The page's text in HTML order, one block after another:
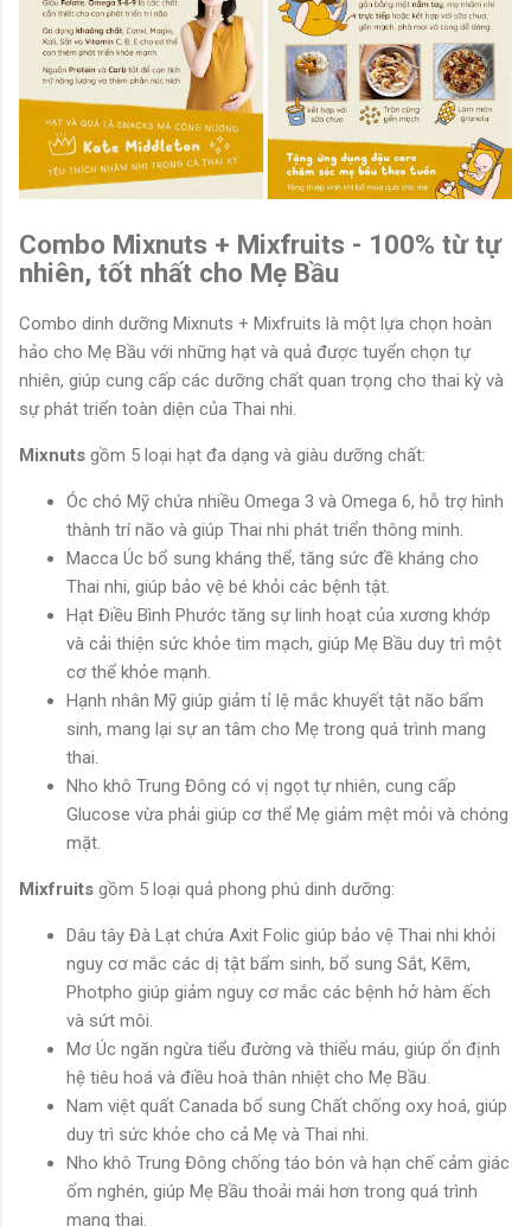
Combo Mixnuts + Mixfruits - 100% từ tự
nhiên, tốt nhất cho Mẹ Bầu
Combo dinh dưỡng Mixnuts + Mixfruits là một lựa chọn hoàn
hảo cho Mẹ Bầu với những hạt và quả được tuyển chọn tự
nhiên, giúp cung cấp các dưỡng chất quan trọng cho thai kỳ và
sự phát triển toàn diện của Thai nhi.
Mixnuts gồm 5 loại hạt đa dạng và giàu dưỡng chất:
Óc chó Mỹ chứa nhiều Omega 3 và Omega 6, hỗ trợ hình
thành trí não và giúp Thai nhi phát triển thông minh.
Macca Úc bổ sung kháng thể, tăng sức đề kháng cho
Thai nhi, giúp bảo vệ bé khỏi các bệnh tật.
Hạt Điều Bình Phước tăng sự linh hoạt của xương khớp
và cải thiện sức khỏe tim mạch, giúp Mẹ Bầu duy trì một
cơ thể khỏe mạnh.
Hạnh nhân Mỹ giúp giảm tỉ lệ mắc khuyết tật não bẩm
sinh, mang lại sự an tâm cho Mẹ trong quá trình mang
thai.
Nho khô Trung Đông có vị ngọt tự nhiên, cung cấp
Glucose vừa phải giúp cơ thể Mẹ giảm mệt mỏi và chóng
mặt.
Mixfruits gồm 5 loại quả phong phú dinh dưỡng:
Dâu tây Đà Lạt chứa Axit Folic giúp bảo vệ Thai nhi khỏi
nguy cơ mắc các dị tật bẩm sinh, bổ sung Sắt, Kẽm,
Photpho giúp giảm nguy cơ mắc các bệnh hở hàm ếch
và sứt môi.
Mơ Úc ngăn ngừa tiểu đường và thiếu máu, giúp ổn định
hệ tiêu hoá và điều hoà thân nhiệt cho Mẹ Bầu.
Nam việt quất Canada bổ sung Chất chống oxy hoá, giúp
duy trì sức khỏe cho cả Mẹ và Thai nhi.
Nho khô Trung Đông chống táo bón và hạn chế cảm giác
ốm nghén, giúp Mẹ Bầu thoải mái hơn trong quá trình
mang thai.